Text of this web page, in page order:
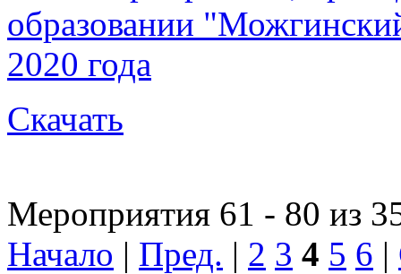
образовании
2020 года
Скачать
Мероприятия 61 - 80 из
Начало | Пред. | 2 3 4 5 6 |